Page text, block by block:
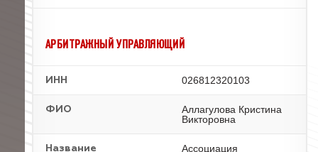
АРБИТРАЖНЫЙ УПРАВЛЯЮЩИЙ
ИНН 026812320103
ФИО
Аллагулова Кристина
Викторовна
Название
Ассоциация